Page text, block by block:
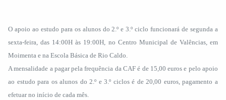
O apoio ao estudo para os alunos do 2.º e 3.º ciclo funcionará de segunda a
sexta-feira, das 14:00H às 19:00H, no Centro Municipal de Valências, em
Moimenta e na Escola Básica de Rio Caldo.
A mensalidade a pagar pela frequência da CAF é de 15,00 euros e pelo apoio
ao estudo para os alunos do 2.º e 3.º ciclos é de 20,00 euros, pagamento a
efetuar no início de cada mês.